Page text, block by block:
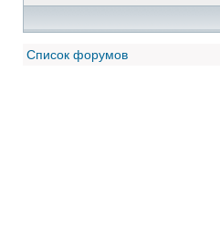
Список форумов